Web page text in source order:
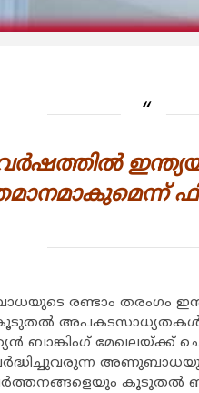
വര്‍ഷത്തില്‍
രണ്ടാം തരംഗം
അപകടസാധ്യതകള്‍
ബാങ്കിംഗ്
വര്‍ദ്ധിച്ചുവരുന്ന
കൂടുതല്‍